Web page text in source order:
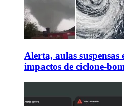
Alerta, aulas
impactos de ciclone-